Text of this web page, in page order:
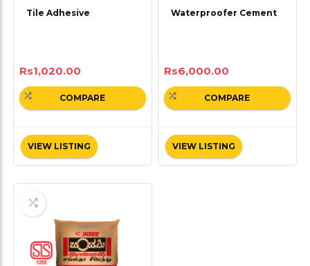
Tile Adhesive
Rs1,020.00
VIEW LISTING
COMPARE
Waterproofer Cement
Rs6,000.00
VIEW LISTING
COMPARE